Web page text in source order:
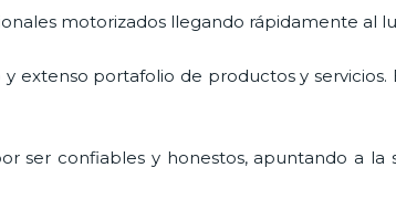
motorizados llegando rápidamente al
extenso portafolio de productos y servicios.
ser confiables y honestos, apuntando a